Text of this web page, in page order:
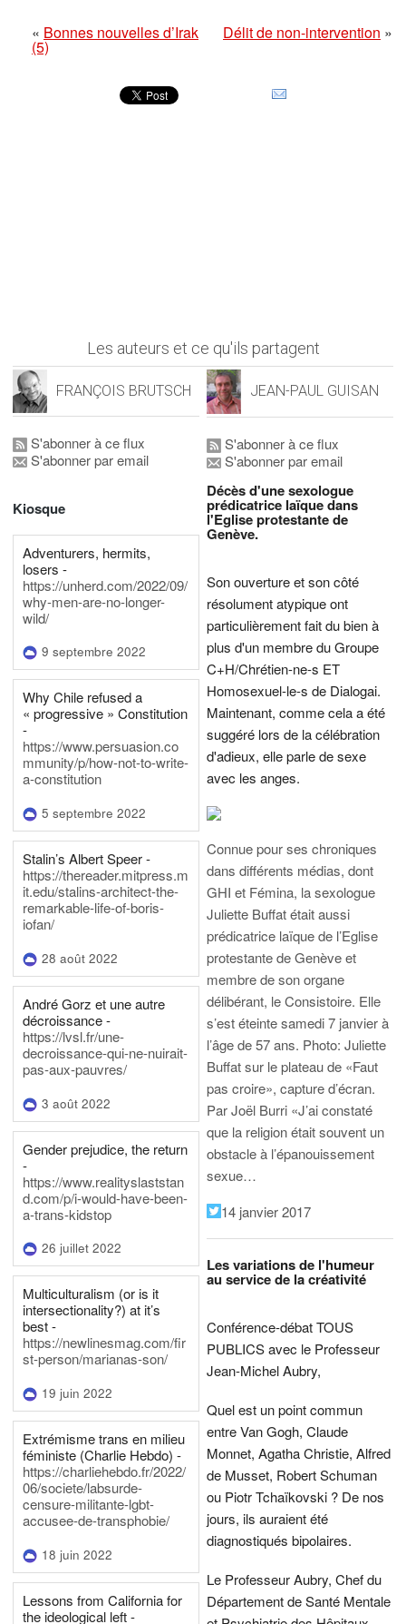
« Bonnes nouvelles d’Irak
(5)
Délit de non-intervention »
Les auteurs et ce qu'ils partagent
FRANÇOIS BRUTSCH
S'abonner à ce flux
S'abonner par email
Kiosque
Adventurers, hermits,
losers -
https://unherd.com/2022/09/
why-men-are-no-longer-
wild/
9 septembre 2022
Why Chile refused a
« progressive » Constitution
-
https://www.persuasion.co
mmunity/p/how-not-to-write-
a-constitution
5 septembre 2022
Stalin’s Albert Speer -
https://thereader.mitpress.m
it.edu/stalins-architect-the-
remarkable-life-of-boris-
iofan/
28 août 2022
André Gorz et une autre
décroissance -
https://lvsl.fr/une-
decroissance-qui-ne-nuirait-
pas-aux-pauvres/
3 août 2022
Gender prejudice, the return
-
https://www.realityslaststan
d.com/p/i-would-have-been-
a-trans-kidstop
26 juillet 2022
Multiculturalism (or is it
intersectionality?) at it’s
best -
https://newlinesmag.com/fir
st-person/marianas-son/
19 juin 2022
Extrémisme trans en milieu
féministe (Charlie Hebdo) -
https://charliehebdo.fr/2022/
06/societe/labsurde-
censure-militante-lgbt-
accusee-de-transphobie/
18 juin 2022
Lessons from California for
the ideological left -
JEAN-PAUL GUISAN
S'abonner à ce flux
S'abonner par email
Décès d'une sexologue
prédicatrice laïque dans
l'Eglise protestante de
Genève.
Son ouverture et son côté
résolument atypique ont
particulièrement fait du bien à
plus d'un membre du Groupe
C+H/Chrétien-ne-s ET
Homosexuel-le-s de Dialogai.
Maintenant, comme cela a été
suggéré lors de la célébration
d'adieux, elle parle de sexe
avec les anges.
Connue pour ses chroniques
dans différents médias, dont
GHI et Fémina, la sexologue
Juliette Buffat était aussi
prédicatrice laïque de l’Eglise
protestante de Genève et
membre de son organe
délibérant, le Consistoire. Elle
s’est éteinte samedi 7 janvier à
l’âge de 57 ans. Photo: Juliette
Buffat sur le plateau de «Faut
pas croire», capture d’écran.
Par Joël Burri «J’ai constaté
que la religion était souvent un
obstacle à l’épanouissement
sexue…
14 janvier 2017
Les variations de l'humeur
au service de la créativité
Conférence-débat TOUS
PUBLICS avec le Professeur
Jean-Michel Aubry,
Quel est un point commun
entre Van Gogh, Claude
Monnet, Agatha Christie, Alfred
de Musset, Robert Schuman
ou Piotr Tchaïkovski ? De nos
jours, ils auraient été
diagnostiqués bipolaires.
Le Professeur Aubry, Chef du
Département de Santé Mentale